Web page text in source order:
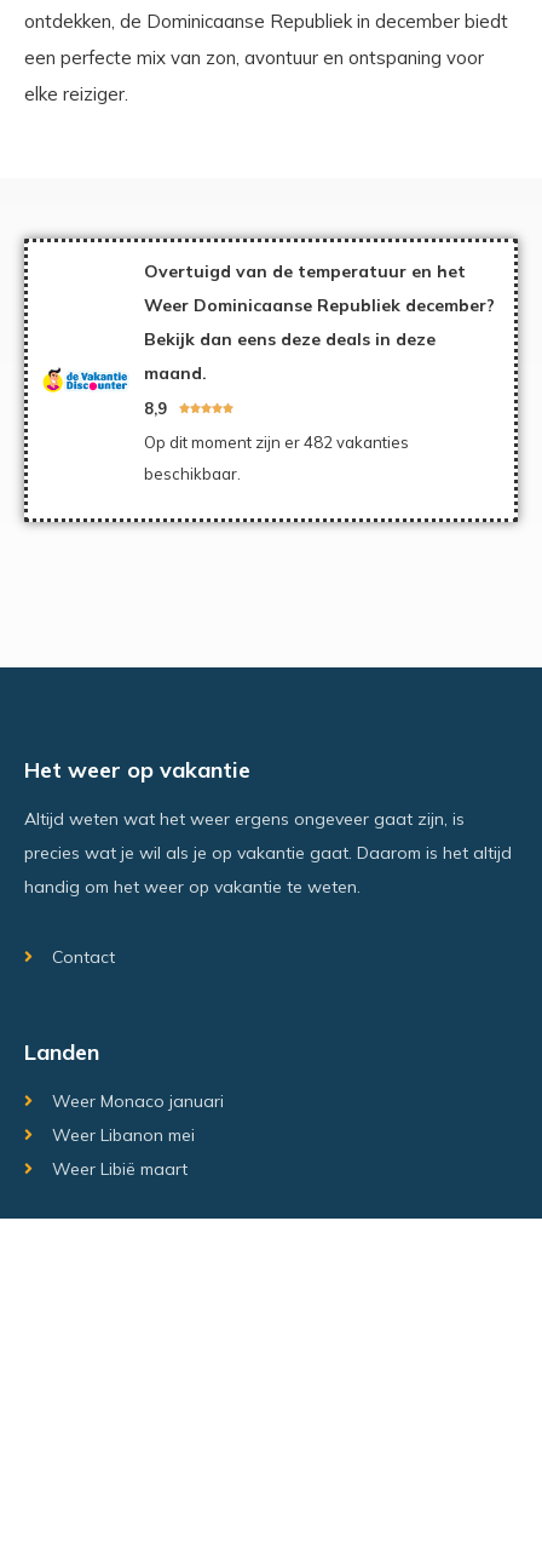
ontdekken, de Dominicaanse Republiek in december biedt
een perfecte mix van zon, avontuur en ontspaning voor
elke reiziger.
Overtuigd van de temperatuur en het
Weer Dominicaanse Republiek december?
Bekijk dan eens deze deals in deze
maand.
8,9 
Op dit moment zijn er 482 vakanties
beschikbaar.
Het weer op vakantie
Altijd weten wat het weer ergens ongeveer gaat zijn, is
precies wat je wil als je op vakantie gaat. Daarom is het altijd
handig om het weer op vakantie te weten.
Contact
Landen
Weer Monaco januari
Weer Libanon mei
Weer Libië maart